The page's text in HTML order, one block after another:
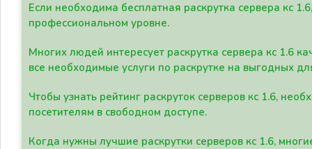
Если необходима бесплатная раскрутка сервера кс
профессиональном уровне.
Многих людей интересует раскрутка сервера кс 1.6
все необходимые услуги по раскрутке на выгодных
Чтобы узнать рейтинг раскруток серверов кс 1.6,
посетителям в свободном доступе.
Когда нужны лучшие раскрутки серверов кс 1.6,